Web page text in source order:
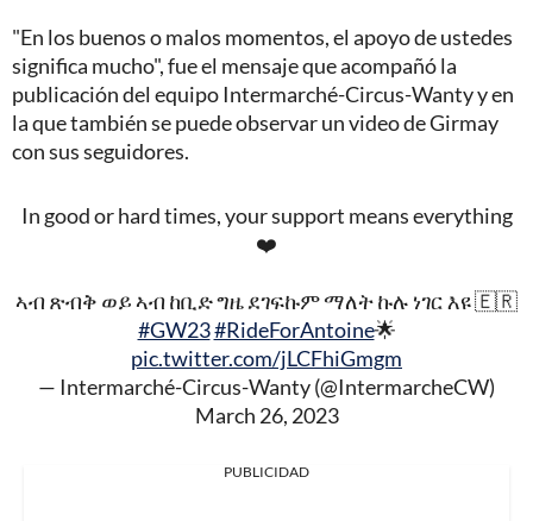
"En los buenos o malos momentos, el apoyo de ustedes
significa mucho", fue el mensaje que acompañó la
publicación del equipo Intermarché-Circus-Wanty y en
la que también se puede observar un video de Girmay
con sus seguidores.
In good or hard times, your support means everything
❤️
ኣብ ጽብቅ ወይ ኣብ ከቢድ ግዜ ደገፍኩም ማለት ኩሉ ነገር እዩ 🇪🇷
#GW23#RideForAntoine🌟
pic.twitter.com/jLCFhiGmgm
— Intermarché-Circus-Wanty (@IntermarcheCW)
March 26, 2023
PUBLICIDAD